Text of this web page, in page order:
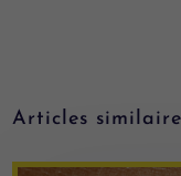
Articles